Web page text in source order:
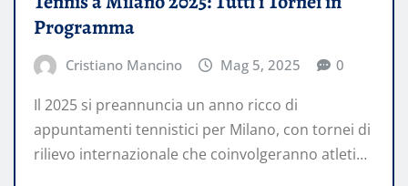
Programma
Cristiano Mancino Mag 5, 2025 0
Il 2025 si preannuncia un anno ricco di
appuntamenti tennistici per Milano, con tornei di
rilievo internazionale che coinvolgeranno atleti…